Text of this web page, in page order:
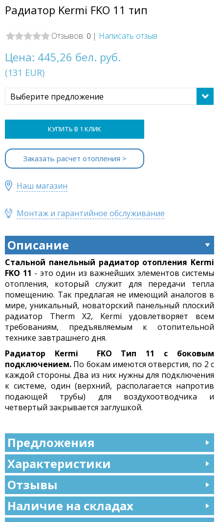
Радиатор Kermi FKO 11 тип
Отзывов: 0 | Написать отзыв
Цена: 445,26 бел. руб.
(131 EUR)
Выберите предложение
КУПИТЬ В 1 КЛИК
Заказать расчет отопления >
Наш магазин
Монтаж и гарантийное обслуживание
Описание
Стальной панельный радиатор отопления Kermi
FKO 11 - это один из важнейших элементов системы
отопления, который служит для передачи тепла
помещению. Так предлагая не имеющий аналогов в
мире, уникальный, новаторский панельный плоский
радиатор Therm X2, Kermi удовлетворяет всем
требованиям, предъявляемым к отопительной
технике завтрашнего дня.
Радиатор Kermi FKO Тип 11 с боковым
подключением. По бокам имеются отверстия, по 2 с
каждой стороны. Два из них нужны для подключения
к системе, один (верхний, располагается напротив
подающей трубы) для воздухоотводчика и
четвертый закрывается заглушкой.
Предложения
Характеристики
Отзывы
Наличие на складах